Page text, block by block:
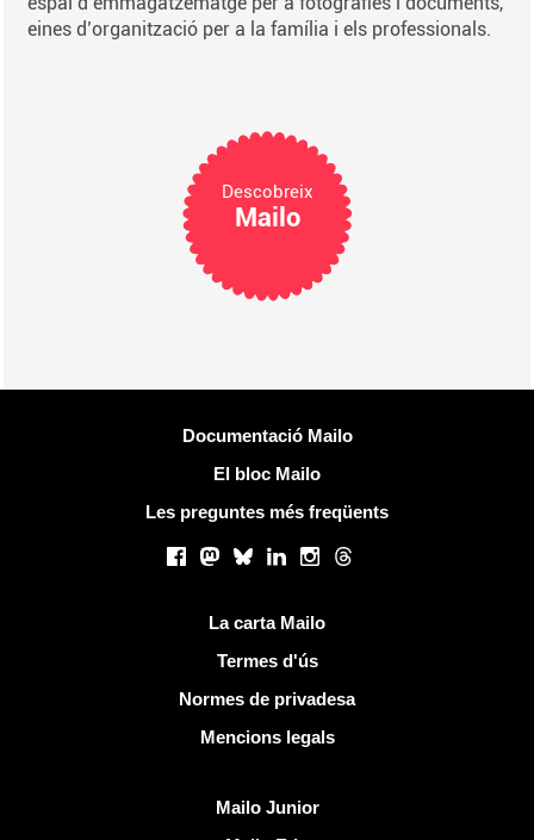
eines d’organització per a la família i els professionals.
Descobreix
Mailo
Documentació Mailo
El bloc Mailo
Les preguntes més freqüents
Facebook
Mastodon
BlueskyLinkedInInstagram
Threads
La carta Mailo
Termes d'ús
Normes de privadesa
Mencions legals
Mailo Junior